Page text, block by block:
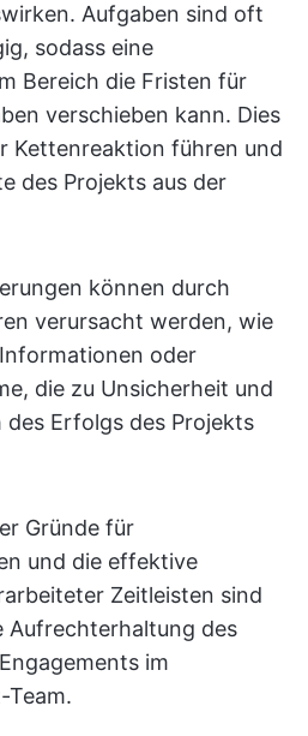
Aufgaben sind oft
sodass eine
Bereich die Fristen für
verschieben kann. Dies
Kettenreaktion führen und
des Projekts aus der
können durch
verursacht werden, wie
oder
die zu Unsicherheit und
Erfolgs des Projekts
Gründe für
und die effektive
Zeitleisten sind
Aufrechterhaltung des
im
Team.